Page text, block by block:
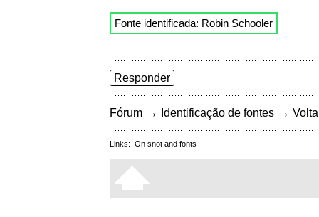
Fonte identificada: Robin Schooler
Responder
Fórum → Identificação de fontes →
Links: On snot and fonts